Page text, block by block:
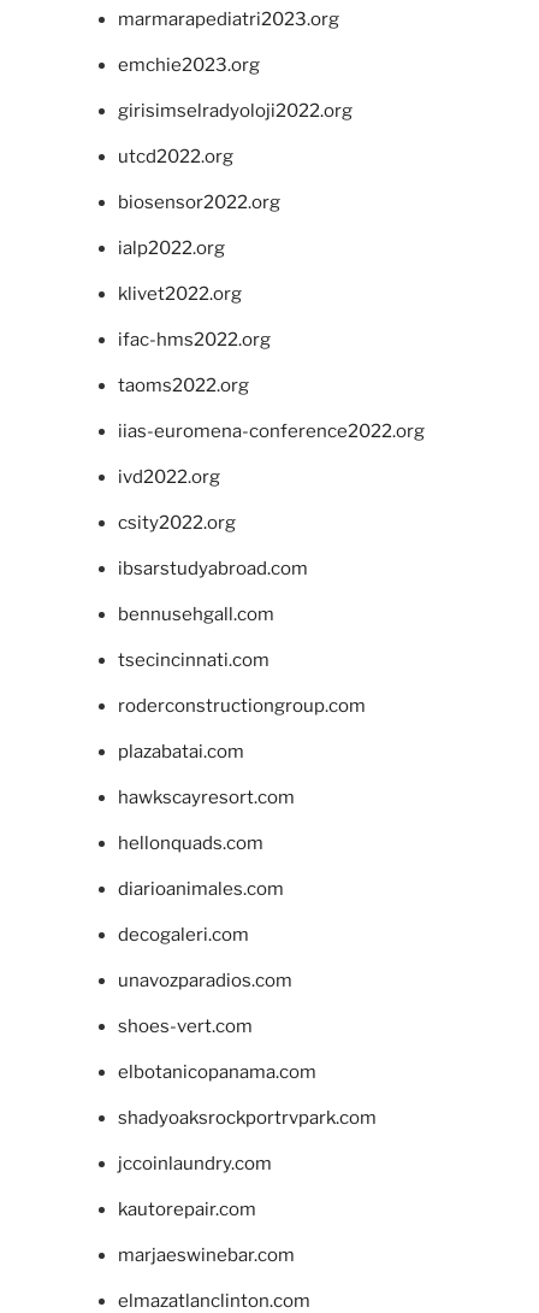
marmarapediatri2023.org
emchie2023.org
girisimselradyoloji2022.org
utcd2022.org
biosensor2022.org
ialp2022.org
klivet2022.org
ifac-hms2022.org
taoms2022.org
iias-euromena-conference2022.org
ivd2022.org
csity2022.org
ibsarstudyabroad.com
bennusehgall.com
tsecincinnati.com
roderconstructiongroup.com
plazabatai.com
hawkscayresort.com
hellonquads.com
diarioanimales.com
decogaleri.com
unavozparadios.com
shoes-vert.com
elbotanicopanama.com
shadyoaksrockportrvpark.com
jccoinlaundry.com
kautorepair.com
marjaeswinebar.com
elmazatlanclinton.com